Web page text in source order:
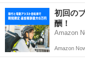
派遣の調理師さん募集／* 朝・夕60食、昼120食を調理します。 発注業
務はありません。 ■入職前に健康診断・細菌検査必項 ※お仕事No.13-
05...
東京 豊島区 キッチ
初回の
酬！
Amazon
Amazon